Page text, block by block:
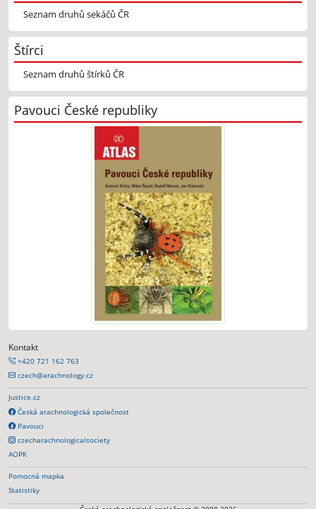
Seznam druhů sekáčů ČR
Štírci
Seznam druhů štírků ČR
Pavouci České republiky
Kontakt
+420 721 162 763
czech@arachnology.cz
Justice.cz
Česká arachnologická společnost
Pavouci
czecharachnologicalsociety
AOPK
Pomocná mapka
Statistiky